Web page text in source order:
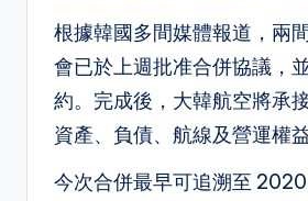
根據韓國多間媒體報道，兩
會已於上週批准合併協議，
約。完成後，大韓航空將承
資產、負債、航線及營運權益
今次合併最早可追溯至 2020